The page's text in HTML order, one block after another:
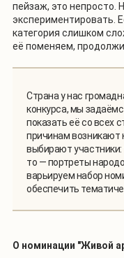
пейзаж, это непросто.
экспериментировать.
категория слишком
её поменяем,
Страна у нас
конкурса, мы
показать её со всех
причинам возникают
выбирают
то — портреты
варьируем набор
обеспечить
О номинации "Живой